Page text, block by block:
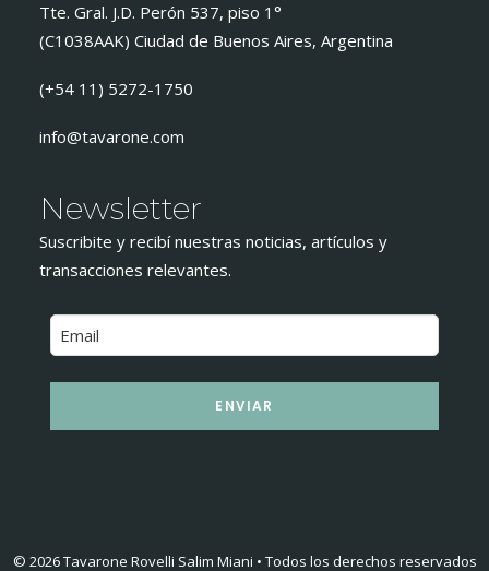
Tte. Gral. J.D. Perón 537, piso 1°
(C1038AAK) Ciudad de Buenos Aires, Argentina
(+54 11) 5272-1750
info@tavarone.com
Newsletter
Suscribite y recibí nuestras noticias, artículos y
transacciones relevantes.
ENVIAR
© 2026 Tavarone Rovelli Salim Miani • Todos los derechos reservados